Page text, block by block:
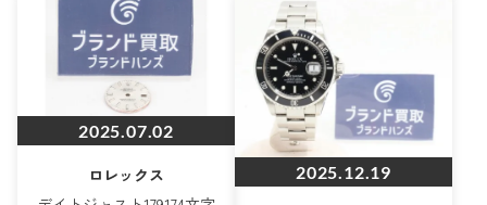
2025.07.02
ロレックス
2025.12.19